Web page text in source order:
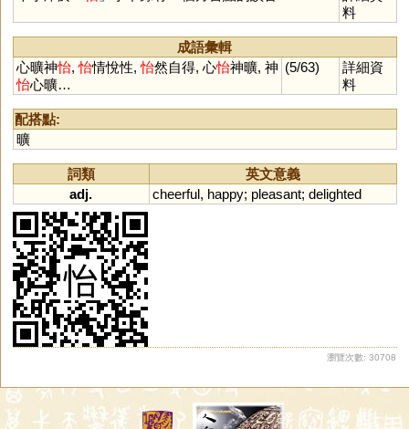
眱 唲 羠 荋 箷 鏔 鉹 蛦
詑 跠 蔩 萓 峓 暆 恞 瓵 熪
顊 珆 寲 嶬 胹 圯 迆 栘 杝
侇 狋 柂 洟 洏 耏 衪 陑 栭
桋
料
成語彙輯
心曠神怡,怡情悅性,怡然自得, 心怡神曠, 神
怡心曠…
(5/63)
詳細資
料
配搭點:
曠
詞類
英文意義
adj.
cheerful, happy; pleasant; delighted
瀏覽次數: 30708